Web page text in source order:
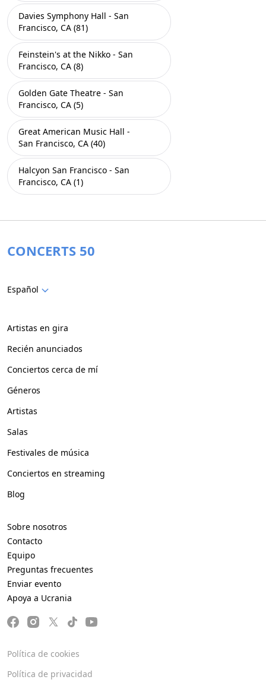
Davies Symphony Hall - San
Francisco, CA (81)
Feinstein's at the Nikko - San
Francisco, CA (8)
Golden Gate Theatre - San
Francisco, CA (5)
Great American Music Hall -
San Francisco, CA (40)
Halcyon San Francisco - San
Francisco, CA (1)
CONCERTS 50
Español
Artistas en gira
Recién anunciados
Conciertos cerca de mí
Géneros
Artistas
Salas
Festivales de música
Conciertos en streaming
Blog
Sobre nosotros
Contacto
Equipo
Preguntas frecuentes
Enviar evento
Apoya a Ucrania
Política de cookies
Política de privacidad